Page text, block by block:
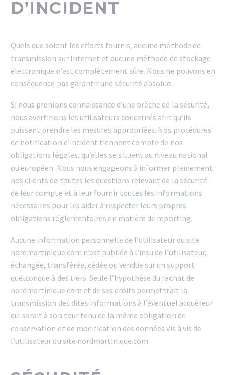
D’INCIDENT
Quels que soient les efforts fournis, aucune méthode de
transmission sur Internet et aucune méthode de stockage
électronique n’est complètement sûre. Nous ne pouvons en
conséquence pas garantir une sécurité absolue.
Si nous prenions connaissance d’une brèche de la sécurité,
nous avertirions les utilisateurs concernés afin qu’ils
puissent prendre les mesures appropriées. Nos procédures
de notification d’incident tiennent compte de nos
obligations légales, qu’elles se situent au niveau national
ou européen. Nous nous engageons à informer pleinement
nos clients de toutes les questions relevant de la sécurité
de leur compte et à leur fournir toutes les informations
nécessaires pour les aider à respecter leurs propres
obligations réglementaires en matière de reporting.
Aucune information personnelle de l’utilisateur du site
nordmartinique.com n’est publiée à l’insu de l’utilisateur,
échangée, transférée, cédée ou vendue sur un support
quelconque à des tiers. Seule l’hypothèse du rachat de
nordmartinique.com et de ses droits permettrait la
transmission des dites informations à l’éventuel acquéreur
qui serait à son tour tenu de la même obligation de
conservation et de modification des données vis à vis de
l’utilisateur du site nordmartinique.com.